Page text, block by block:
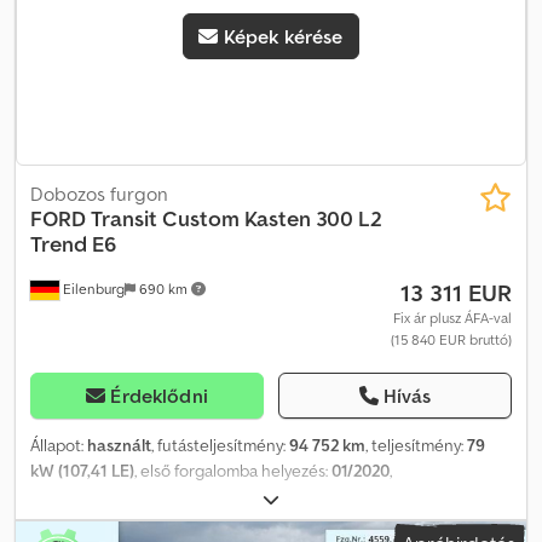
Képek kérése
Eilenburg 690 km
Dobozos furgon
FORDTransit Custom Kasten 300 L2
Trend E6
13 311 EUR
Fix ár plusz ÁFA-val
(15 840 EUR bruttó)
Érdeklődni Hívás
Állapot: használt, futásteljesítmény:94 752 km, teljesítmény:79
kW (107,41 LE), első forgalomba helyezés:01/2020,
, össztömeg:
hajtástípus:mechanikai, kibocsátási osztály:Euro 6, ülések száma: